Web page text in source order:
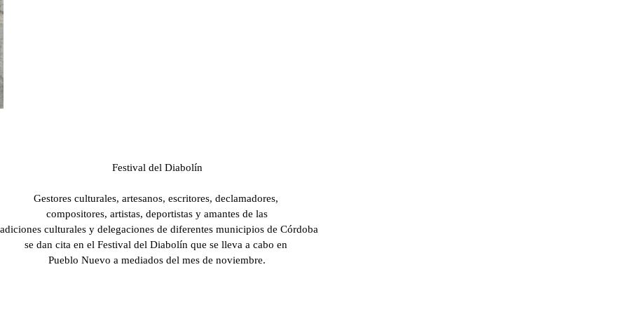
​Festival del Diabolín
Gestores culturales, artesanos, escritores, declamadores,​
compositores, artistas, deportistas y amantes de las
culturales y delegaciones de diferentes municipiosde Córdoba
se dan cita en el Festival del Diabolín que se lleva a cabo en
Pueblo Nuevo ​a mediados del mes de noviembre.